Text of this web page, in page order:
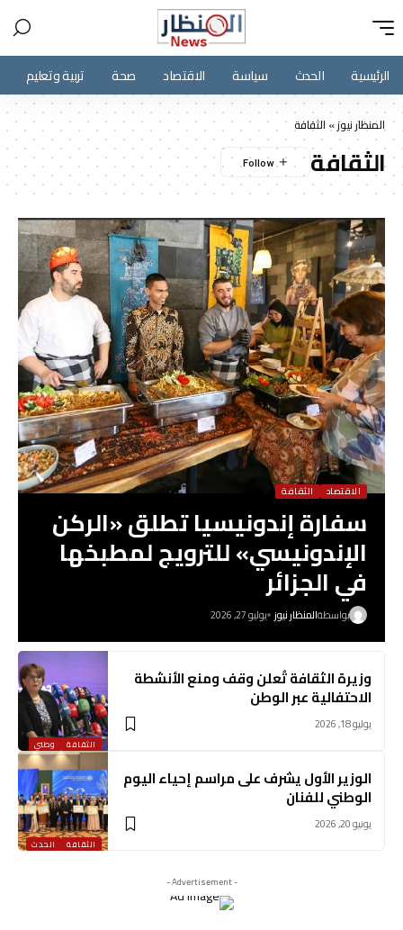
الرئيسية الحدث سياسة الاقتصاد صحة تربية وتعليم
المنظار نيوز» الثقافة
الثقافة
الاقتصاد الثقافة
سفارة إندونيسيا تطلق «الركن
الإندونيسي» للترويج لمطبخها
في الجزائر
بواسطةالمنظار نيوز يوليو 27, 2026
الثقافة وطني
وزيرة الثقافة تُعلن وقف ومنع الأنشطة
الاحتفالية عبر الوطن
يوليو 18, 2026
الثقافة الحدث
الوزير الأول يشرف على مراسم إحياء اليوم
الوطني للفنان
يونيو 20, 2026
- Advertisement -